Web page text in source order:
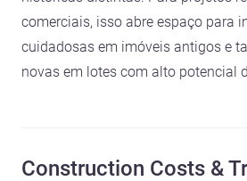
comerciais, isso abre espaço para
cuidadosas em imóveis antigos e
novas em lotes com alto potencial
Construction Costs &